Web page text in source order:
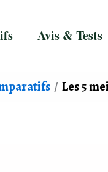
Avis & Tests
Les 5